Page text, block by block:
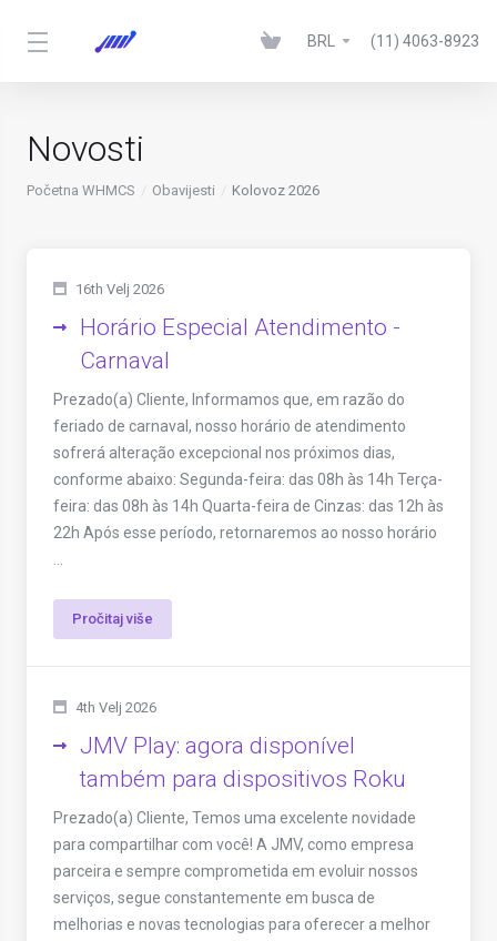
BRL (11) 4063-8923
Novosti
Početna WHMCS Obavijesti Kolovoz 2026
16th Velj 2026
Horário Especial Atendimento -
Carnaval
Prezado(a) Cliente, Informamos que, em razão do
feriado de carnaval, nosso horário de atendimento
sofrerá alteração excepcional nos próximos dias,
conforme abaixo: Segunda-feira: das 08h às 14h Terça-
feira: das 08h às 14h Quarta-feira de Cinzas: das 12h às
22h Após esse período, retornaremos ao nosso horário
Pročitaj više
4th Velj 2026
JMV Play: agora disponível
também para dispositivos Roku
Prezado(a) Cliente, Temos uma excelente novidade
para compartilhar com você! A JMV, como empresa
parceira e sempre comprometida em evoluir nossos
serviços, segue constantemente em busca de
melhorias e novas tecnologias para oferecer a melhor